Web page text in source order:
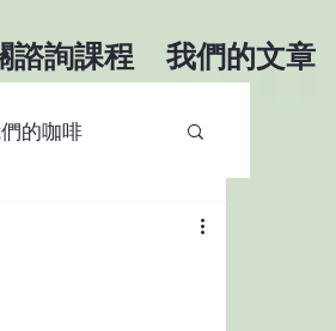
諮詢課程 我們的文章
的咖啡